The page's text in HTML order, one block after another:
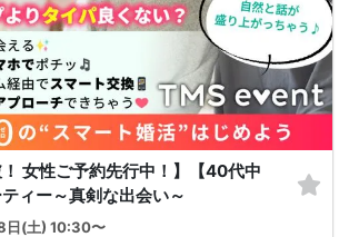
！ 女性ご予約先行中！】【40代中
ィー～真剣な出会い～
日(土) 10:30〜